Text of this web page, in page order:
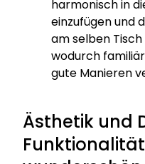
harmonisch in
einzufügen und
am selben Tisch
wodurch
gute Manieren
Ästhetik und